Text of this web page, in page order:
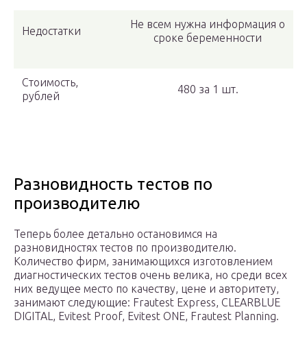
Недостатки
Не всем нужна информация о
сроке беременности
Стоимость,
рублей
480 за 1 шт.
Разновидность тестов по
производителю
Теперь более детально остановимся на
разновидностях тестов по производителю.
Количество фирм, занимающихся изготовлением
диагностических тестов очень велика, но среди всех
них ведущее место по качеству, цене и авторитету,
занимают следующие: Frautest Express, CLEARBLUE
DIGITAL, Evitest Proof, Evitest ONE, Frautest Planning.